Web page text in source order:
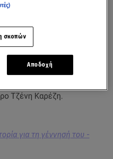
ο
Κωνσταντίνος Καζάκος
Τζένη Καρέζη.
για τη γέννησή του -
σκοπών
Αποδοχή